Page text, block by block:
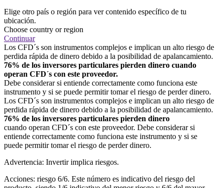
Elige otro país o región para ver contenido específico de tu
ubicación.
Choose country or region
Continuar
Los CFD´s son instrumentos complejos e implican un alto riesgo de
perdida rápida de dinero debido a la posibilidad de apalancamiento.
76% de los inversores particulares pierden dinero cuando
operan CFD´s con este proveedor.
Debe considerar si entiende correctamente como funciona este
instrumento y si se puede permitir tomar el riesgo de perder dinero.
Los CFD´s son instrumentos complejos e implican un alto riesgo de
perdida rápida de dinero debido a la posibilidad de apalancamiento.
76% de los inversores particulares pierden dinero
cuando operan CFD´s con este proveedor. Debe considerar si
entiende correctamente como funciona este instrumento y si se
puede permitir tomar el riesgo de perder dinero.
Advertencia: Invertir implica riesgos.
Acciones: riesgo 6/6. Este número es indicativo del riesgo del